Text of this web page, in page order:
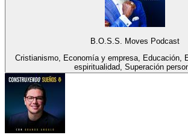
B.O.S.S. Moves Podcast
Cristianismo, Economía y empresa, Educación,
espiritualidad, Superación